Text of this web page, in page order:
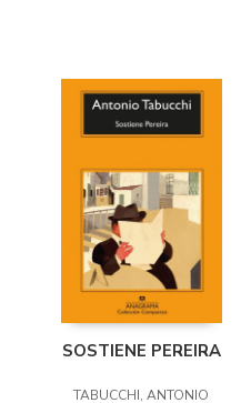
SOSTIENE PEREIRA
TABUCCHI, ANTONIO